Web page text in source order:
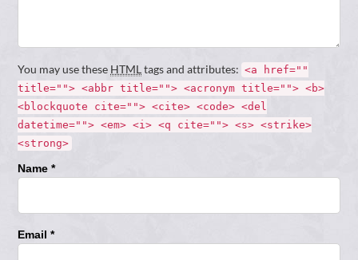
You may use these HTML tags and attributes: <a href=""
title=""> <abbr title=""> <acronym title=""> <b>
<blockquote cite=""> <cite> <code> <del
datetime=""> <em> <i> <q cite=""> <s> <strike>
<strong>
Name *
Email *